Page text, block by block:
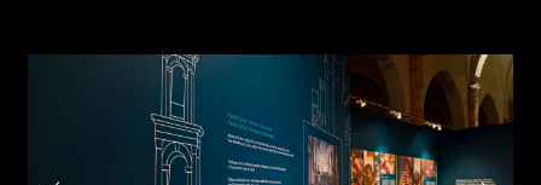
First name*